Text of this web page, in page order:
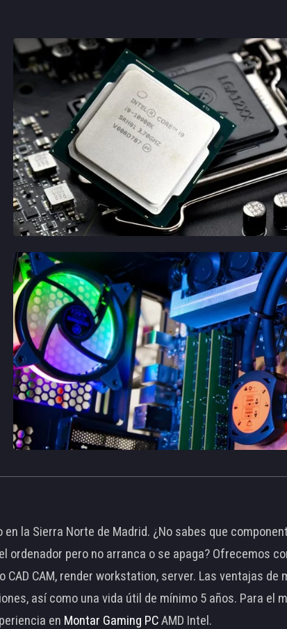
la Sierra Norte de Madrid. ¿No sabes que
ordenador pero no arranca o se apaga? Ofrecemos
CAM, render workstation, server. Las ventajas
así como una vida útil de mínimo 5 años. Para el
en Montar Gaming PCAMD Intel.